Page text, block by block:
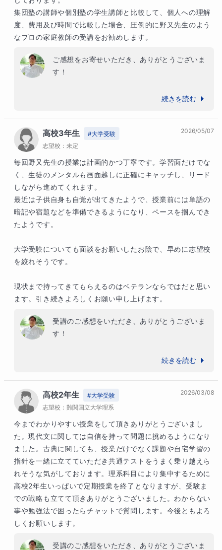
集団塾の講師や個別塾の学生講師と比較して、個人への理解
度、費用及び時間で比較した場合、圧倒的に野又先生のよう
なプロの家庭教師の受講をお勧めします。
ご感想をお寄せいただき、ありがとうございま
す！
集団授業がメインだった時代に、集団授業であ
指導。そこに強い後悔の念があり、オンライン
授業を磨いております。それがオンラインコー
スの原点です。ですから、こうして自分がこだ
わっているポイントをお褒めいただくと、本当
に報われた気持ちです。まだ道半ばです。今後
の指導でお返しさせていただきます。
今後ともよろしくお願いいたします。
続きを読む
高校3年生 #大学受験
志望校： 未定
2026/05/07
毎回野又先生の授業は計画的かつ丁寧です。学習面だけでな
く、生徒のメンタルも画面越しに正確にキャッチし、リード
しながら進めてくれます。
最近は子供自身も自覚が出てきたようで、授業前には単語の
暗記や宿題などを準備できるようになり、ペースを掴んでき
たようです。
大学受験についても面談をお願いしたお陰で、早めに志望校
を絞れそうです。
現状まで持ってきてもらえるのはベテランならではだと思い
ます。引き続きよろしくお願い申し上げます。
受講のご感想をいただき、ありがとうございま
す！
三者面談は、意志決定というよりも、受験生の
やテクニックよりも、ご本人のモチベーショ
ン、絶対に合格するという気持ちが大切ですか
ら、良い方に進んでくれたらと思います。
受験勉強は、きれいごとばかりでは語れません
し、山あり谷ありが前提の挑戦です。良い時も
悪い時も、先を見てリードできればと思います
ので、引き続きよろしくお願いいたします。
続きを読む
高校2年生 #大学受験
志望校： 難関国立大学理系
2026/03/08
今までわかりやすい授業をして頂きありがとうございまし
た。現代文に関しては自信を持って問題に挑めるようになり
ました。古典に関しても、授業だけでなく課題や自宅学習の
指針を一緒に立てていただき共通テストをうまく乗り越えら
れそうな気がしております。理系科目により集中するために
高校2年生いっぱいで定期授業を終了となりますが、受験ま
での戦略も立てて頂きありがとうございました。わからない
事や勉強法で困ったらチャットで質問します。今後ともよろ
しくお願いします。
受講のご感想をいただき、ありがとうございま